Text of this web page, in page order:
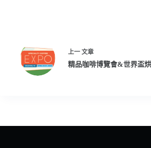
上一 文章
精品咖啡博覽會&世界盃